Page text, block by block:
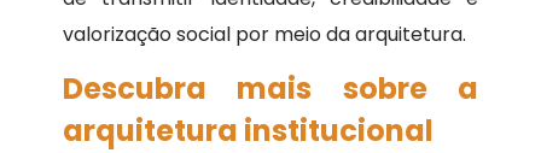
valorização social por meio da arquitetura.
Descubra mais sobre a
arquitetura institucional